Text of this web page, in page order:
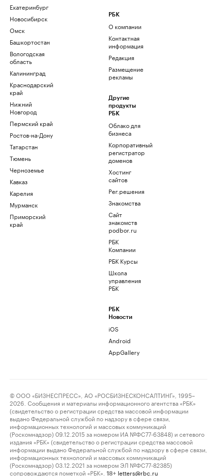
Екатеринбург
Новосибирск
Омск
Башкортостан
Вологодская
область
Калининград
Краснодарский
край
Нижний
Новгород
Пермский край
Ростов-на-Дону
Татарстан
Тюмень
Черноземье
Кавказ
Карелия
Мурманск
Приморский
край
РБК
О компании
Контактная
информация
Редакция
Размещение
рекламы
Другие
продукты
РБК
Облако для
бизнеса
Корпоративный
регистратор
доменов
Хостинг
сайтов
Рег.решения
Знакомства
Сайт
знакомств
podbor.ru
РБК
Компании
РБК Курсы
Школа
управления
РБК
РБК
Новости
iOS
Android
AppGallery
© ООО «БИЗНЕСПРЕСС», АО «РОСБИЗНЕСКОНСАЛТИНГ», 1995–
2026. Сообщения и материалы информационного агентства «РБК»
(свидетельство о регистрации средства массовой информации
выдано Федеральной службой по надзору в сфере связи,
информационных технологий и массовых коммуникаций
(Роскомнадзор) 09.12.2015 за номером ИА №ФС77-63848) и сетевого
издания «РБК» (свидетельство о регистрации средства массовой
информации выдано Федеральной службой по надзору в сфере связи,
информационных технологий и массовых коммуникаций
(Роскомнадзор) 03.12.2021 за номером ЭЛ №ФС77-82385)
сопровождаются пометкой «РБК».
18+ letters@rbc.ru